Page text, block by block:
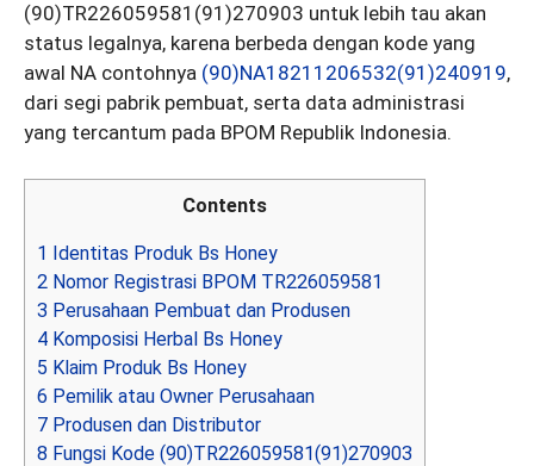
(90)TR226059581(91)270903 untuk lebih tau akan
status legalnya, karena berbeda dengan kode yang
awal NA contohnya (90)NA18211206532(91)240919,
dari segi pabrik pembuat, serta data administrasi
yang tercantum pada BPOM Republik Indonesia.
Contents
1 Identitas Produk Bs Honey
2 Nomor Registrasi BPOM TR226059581
3 Perusahaan Pembuat dan Produsen
4 Komposisi Herbal Bs Honey
5 Klaim Produk Bs Honey
6 Pemilik atau Owner Perusahaan
7 Produsen dan Distributor
8 Fungsi Kode (90)TR226059581(91)270903